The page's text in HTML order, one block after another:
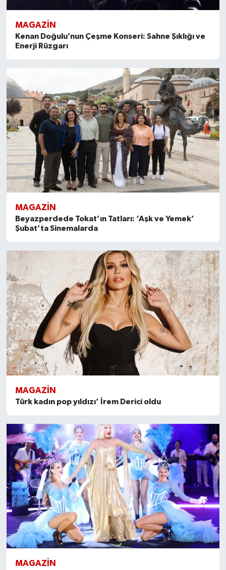
MAGAZİN
Kenan Doğulu’nun Çeşme Konseri: Sahne Şıklığı ve
Enerji Rüzgarı
MAGAZİN
Beyazperdede Tokat’ın Tatları: ‘Aşk ve Yemek’
Şubat’ta Sinemalarda
MAGAZİN
Türk kadın pop yıldızı’ İrem Derici oldu
MAGAZİN